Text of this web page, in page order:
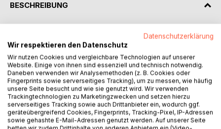
BESCHREIBUNG
Er muss eine Entscheidung treffen.
Gemeinsam könnten sie alle retten, oder alles zerstören.
Band 2
Nach den Ereignissen auf Rhea an der
Wintersonnenwende, findet sich Hannah in einem modrigen
Keller wieder. Ihre Hände sind gefesselt und das tiefe
Gefühl des Verrats schnürt ihr die Kehle zu. Wie soll sie
Datenschutzerklärung
Wir respektieren den Datenschutz
Wir nutzen Cookies und vergleichbare Technologien auf unserer
Website. Einige von ihnen sind essenziell und technisch notwendig.
Daneben verwenden wir Analysemethoden (z. B. Cookies oder
Fingerprints sowie serverseitiges Tracking), um zu messen, wie häufig
unsere Seite besucht und wie sie genutzt wird. Wir verwenden
Trackingtechnologien zu Marketingzwecken und setzen hierzu
serverseitiges Tracking sowie auch Drittanbieter ein, wodurch ggf.
geräteübergreifend Cookies, Fingerprints, Tracking-Pixel, IP-Adressen
sowie gehashte E-Mail-Adressen genutzt werden. Auf unserer Seite